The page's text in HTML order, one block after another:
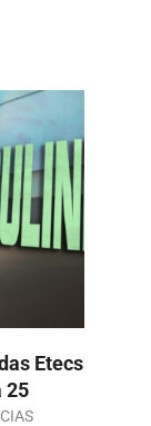
Etecs
25